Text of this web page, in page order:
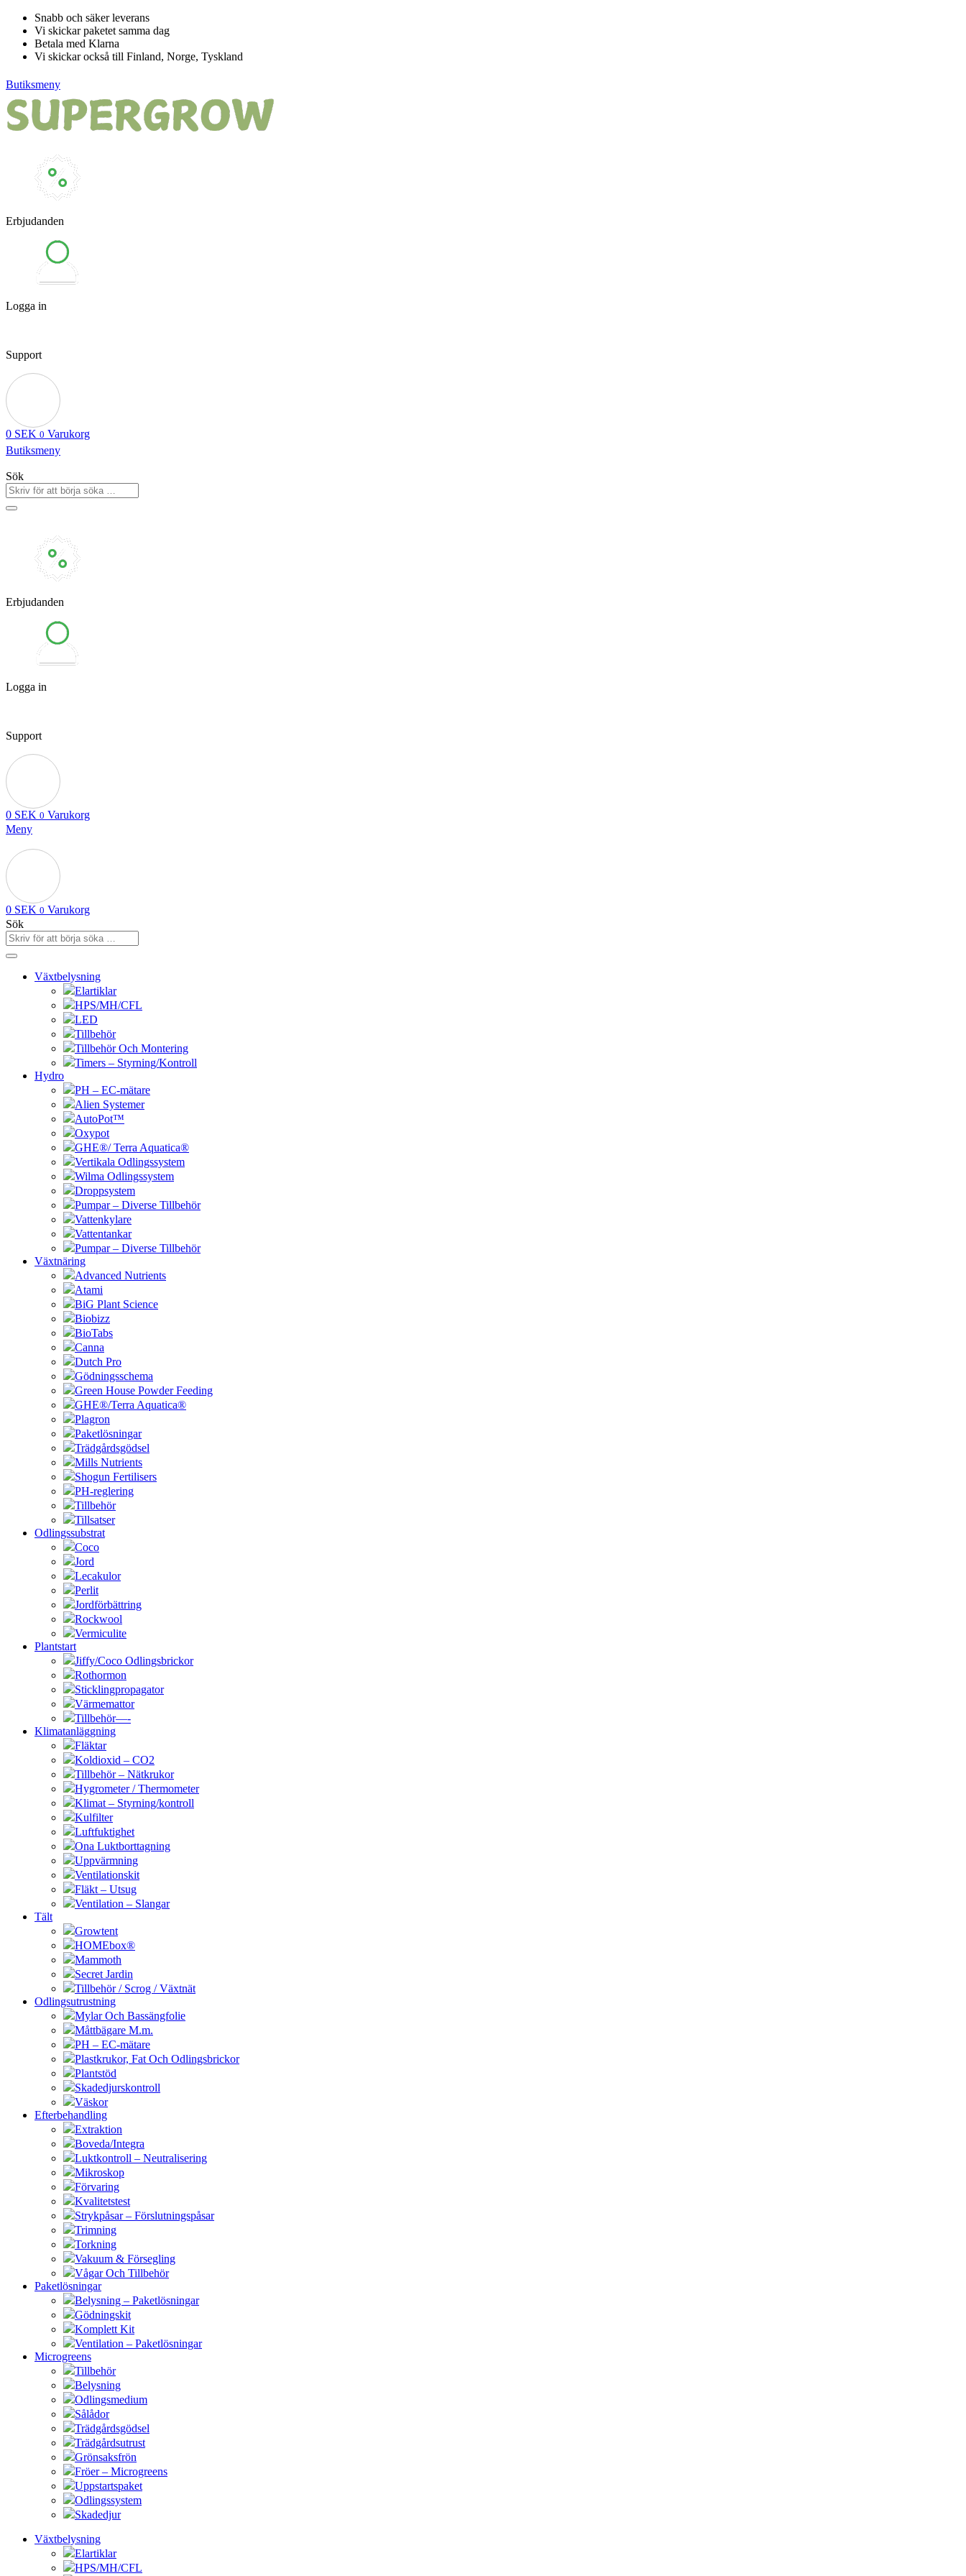
Hoppa
innehåll
Snabb och säker leverans
Vi skickar paketet samma dag
Betala med Klarna
Vi skickar också till Finland, Norge, Tyskland
Butiksmeny
Erbjudanden
Logga in
Support
0 SEK 0 Varukorg
Butiksmeny
Sök
Erbjudanden
Logga in
Support
0 SEK 0 Varukorg
Meny
0 SEK 0 Varukorg
Sök
Växtbelysning
Elartiklar
HPS/MH/CFL
LED
Tillbehör
Tillbehör Och Montering
Timers – Styrning/Kontroll
Hydro
PH – EC-mätare
Alien Systemer
AutoPot™
Oxypot
GHE®/ Terra Aquatica®
Vertikala Odlingssystem
Wilma Odlingssystem
Droppsystem
Pumpar – Diverse Tillbehör
Vattenkylare
Vattentankar
Pumpar – Diverse Tillbehör
Växtnäring
Advanced Nutrients
Atami
BiG Plant Science
Biobizz
BioTabs
Canna
Dutch Pro
Gödningsschema
Green House Powder Feeding
GHE®/Terra Aquatica®
Plagron
Paketlösningar
Trädgårdsgödsel
Mills Nutrients
Shogun Fertilisers
PH-reglering
Tillbehör
Tillsatser
Odlingssubstrat
Coco
Jord
Lecakulor
Perlit
Jordförbättring
Rockwool
Vermiculite
Plantstart
Jiffy/Coco Odlingsbrickor
Rothormon
Sticklingpropagator
Värmemattor
Tillbehör—-
Klimatanläggning
Fläktar
Koldioxid – CO2
Tillbehör – Nätkrukor
Hygrometer / Thermometer
Klimat – Styrning/kontroll
Kulfilter
Luftfuktighet
Ona Luktborttagning
Uppvärmning
Ventilationskit
Fläkt – Utsug
Ventilation – Slangar
Tält
Growtent
HOMEbox®
Mammoth
Secret Jardin
Tillbehör / Scrog / Växtnät
Odlingsutrustning
Mylar Och Bassängfolie
Måttbägare M.m.
PH – EC-mätare
Plastkrukor, Fat Och Odlingsbrickor
Plantstöd
Skadedjurskontroll
Väskor
Efterbehandling
Extraktion
Boveda/Integra
Luktkontroll – Neutralisering
Mikroskop
Förvaring
Kvalitetstest
Strykpåsar – Förslutningspåsar
Trimning
Torkning
Vakuum & Försegling
Vågar Och Tillbehör
Paketlösningar
Belysning – Paketlösningar
Gödningskit
Komplett Kit
Ventilation – Paketlösningar
Microgreens
Tillbehör
Belysning
Odlingsmedium
Sålådor
Trädgårdsgödsel
Trädgårdsutrust
Grönsaksfrön
Fröer – Microgreens
Uppstartspaket
Odlingssystem
Skadedjur
Växtbelysning
Elartiklar
HPS/MH/CFL